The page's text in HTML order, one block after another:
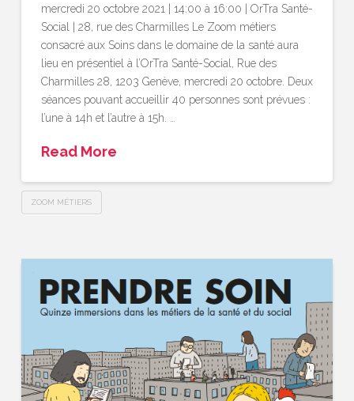
mercredi 20 octobre 2021 | 14:00 à 16:00 | OrTra Santé-
Social | 28, rue des Charmilles Le Zoom métiers
consacré aux Soins dans le domaine de la santé aura
lieu en présentiel à l’OrTra Santé-Social, Rue des
Charmilles 28, 1203 Genève, mercredi 20 octobre. Deux
séances pouvant accueillir 40 personnes sont prévues :
l’une à 14h et l’autre à 15h. …
Read More
ZOOM MÉTIERS